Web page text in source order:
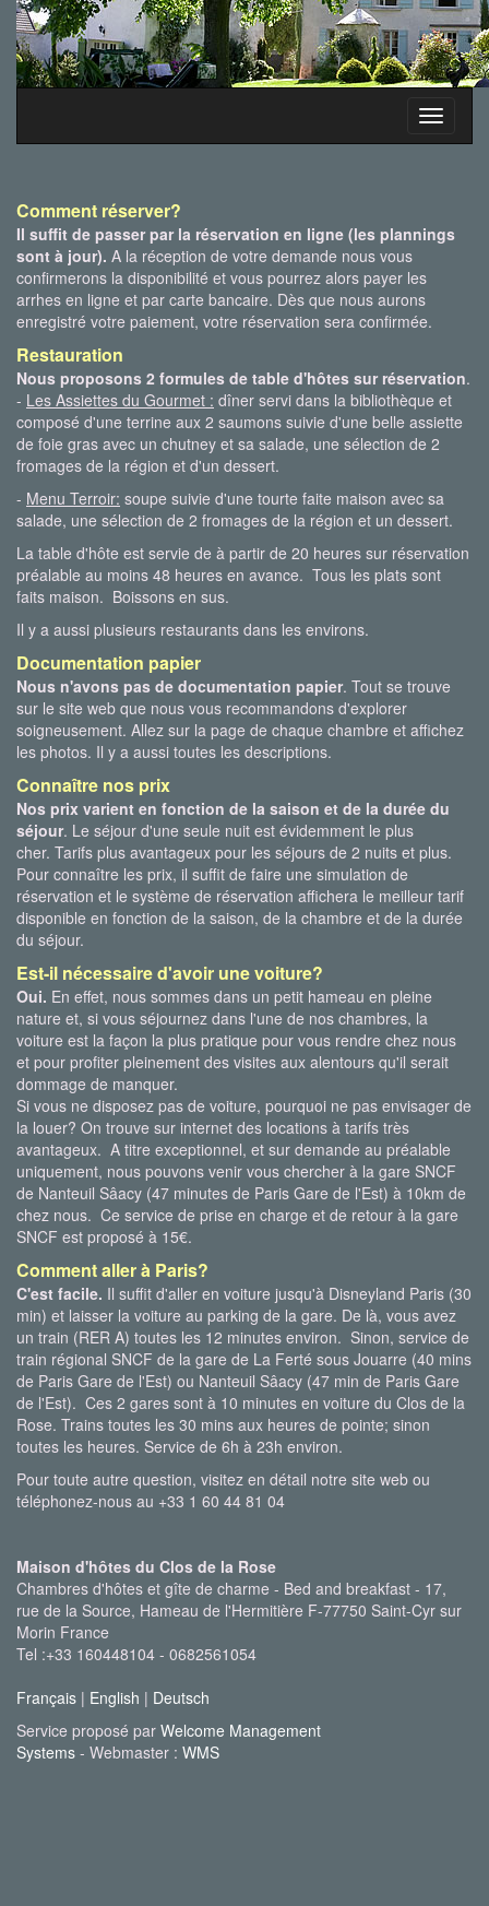
Toggle
Comment réserver?
Il suffit de passer par la réservation en ligne (les plannings
sont à jour). A la réception de votre demande nous vous
confirmerons la disponibilité et vous pourrez alors payer les
arrhes en ligne et par carte bancaire. Dès que nous aurons
enregistré votre paiement, votre réservation sera confirmée.
Restauration
Nous proposons 2 formules de table d'hôtes sur réservation.
- Les Assiettes du Gourmet : dîner servi dans la bibliothèque et
composé d'une terrine aux 2 saumons suivie d'une belle assiette
de foie gras avec un chutney et sa salade, une sélection de 2
fromages de la région et d'un dessert.
- Menu Terroir: soupe suivie d'une tourte faite maison avec sa
salade, une sélection de 2 fromages de la région et un dessert.
La table d'hôte est servie de à partir de 20 heures sur réservation
préalable au moins 48 heures en avance. Tous les plats sont
faits maison. Boissons en sus.
Il y a aussi plusieurs restaurants dans les environs.
Documentation papier
Nous n'avons pas de documentation papier. Tout se trouve
sur le site web que nous vous recommandons d'explorer
soigneusement. Allez sur la page de chaque chambre et affichez
les photos. Il y a aussi toutes les descriptions.
Connaître nos prix
Nos prix varient en fonction de la saison et de la durée du
séjour. Le séjour d'une seule nuit est évidemment le plus
cher. Tarifs plus avantageux pour les séjours de 2 nuits et plus.
Pour connaître les prix, il suffit de faire une simulation de
réservation et le système de réservation affichera le meilleur tarif
disponible en fonction de la saison, de la chambre et de la durée
du séjour.
Est-il nécessaire d'avoir une voiture?
Oui. En effet, nous sommes dans un petit hameau en pleine
nature et, si vous séjournez dans l'une de nos chambres, la
voiture est la façon la plus pratique pour vous rendre chez nous
et pour profiter pleinement des visites aux alentours qu'il serait
dommage de manquer.
Si vous ne disposez pas de voiture, pourquoi ne pas envisager de
la louer? On trouve sur internet des locations à tarifs très
avantageux. A titre exceptionnel, et sur demande au préalable
uniquement, nous pouvons venir vous chercher à la gare SNCF
de Nanteuil Sâacy (47 minutes de Paris Gare de l'Est) à 10km de
chez nous. Ce service de prise en charge et de retour à la gare
SNCF est proposé à 15€.
Comment aller à Paris?
C'est facile. Il suffit d'aller en voiture jusqu'à Disneyland Paris (30
min) et laisser la voiture au parking de la gare. De là, vous avez
un train (RER A) toutes les 12 minutes environ. Sinon, service de
train régional SNCF de la gare de La Ferté sous Jouarre (40 mins
de Paris Gare de l'Est) ou Nanteuil Sâacy (47 min de Paris Gare
de l'Est). Ces 2 gares sont à 10 minutes en voiture du Clos de la
Rose. Trains toutes les 30 mins aux heures de pointe; sinon
toutes les heures. Service de 6h à 23h environ.
Pour toute autre question, visitez en détail notre site web ou
téléphonez-nous au +33 1 60 44 81 04
Maison d'hôtes du Clos de la Rose
Chambres d'hôtes et gîte de charme - Bed and breakfast - 17,
rue de la Source, Hameau de l'Hermitière F-77750 Saint-Cyr sur
Morin France
Tel :+33 160448104 - 0682561054
Français | English | Deutsch
Service proposé par Welcome Management
Systems - Webmaster : WMS